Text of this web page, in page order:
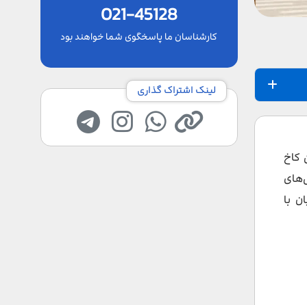
کاخ
با
021-45128
کارشناسان ما پاسخگوی شما خواهند بود
لینک اشتراک گذاری